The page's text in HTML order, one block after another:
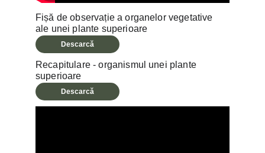
Fișă de observație a organelor vegetative
ale unei plante superioare
Descarcă
Recapitulare - organismul unei plante
superioare
Descarcă